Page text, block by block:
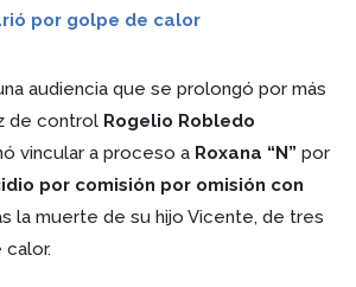
por golpe de calor
audiencia que se prolongó por más
de control Rogelio Robledo
vincular a proceso a Roxana “N” por
por comisión por omisión con
la muerte de su hijo Vicente, de tres